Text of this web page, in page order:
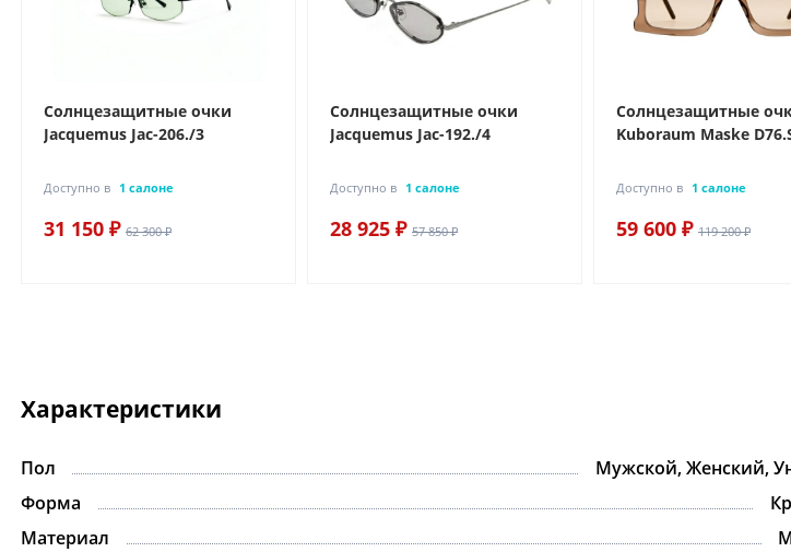
Солнцезащитные очки
Jacquemus Jac-206./3
Доступно в 1 салоне
31 150 ₽ 62 300 ₽
Солнцезащитные очки
Jacquemus Jac-192./4
Доступно в 1 салоне
28 925 ₽ 57 850 ₽
Солнцезащитные
Kuboraum Maske
Доступно в 1 салоне
59 600 ₽ 119 200 ₽
Характеристики
Пол
Мужской, Женский,
Форма
Материал